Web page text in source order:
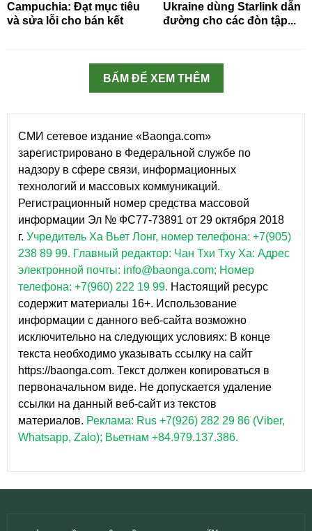
Campuchia: Đạt mục tiêu
và sửa lỗi cho bán kết
Ukraine dùng Starlink dẫn
đường cho các đòn tập...
BẤM ĐỂ XEM THÊM
СМИ сетевое издание «Baonga.com»
зарегистрировано в Федеральной службе по
надзору в сфере связи, информационных
технологий и массовых коммуникаций.
Регистрационный номер средства массовой
информации Эл № ФС77-73891 от 29 октября 2018
г. Учредитель Ха Вьет Лонг, номер телефона: +7(905)
238 89 99. Главный редактор: Чан Тхи Тху Ха: Адрес
электронной почты: info@baonga.com; Номер
телефона: +7(960) 222 19 99. Настоящий ресурс
содержит материалы 16+. Использование
информации с данного веб-сайта возможно
исключительно на следующих условиях: В конце
текста необходимо указывать ссылку на сайт
https://baonga.com. Текст должен копироваться в
первоначальном виде. Не допускается удаление
ссылки на данный веб-сайт из текстов
материалов. Реклама: Rus +7(926) 282 29 86 (Viber,
Whatsapp, Zalo); Вьетнам +84.979.137.386.